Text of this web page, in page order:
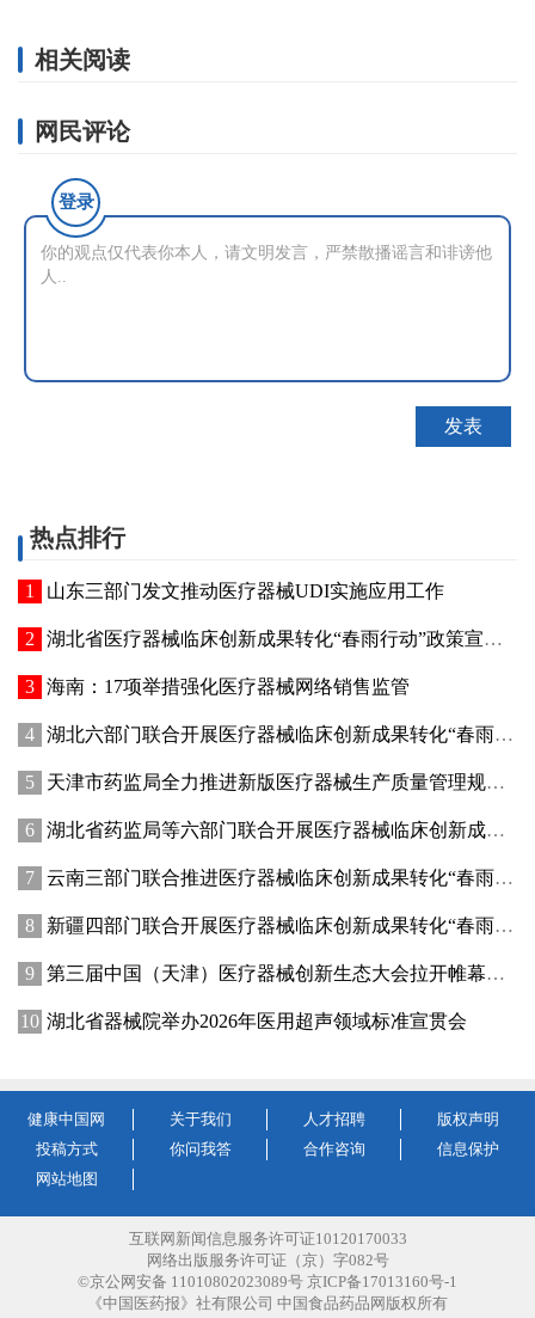
相关阅读
网民评论
登录
热点排行
山东三部门发文推动医疗器械UDI实施应用工作
湖北省医疗器械临床创新成果转化“春雨行动”政策宣讲暨首批临床创新成果供需对接会在武汉举办
海南：17项举措强化医疗器械网络销售监管
湖北六部门联合开展医疗器械临床创新成果转化“春雨行动”
天津市药监局全力推进新版医疗器械生产质量管理规范落地实施
湖北省药监局等六部门联合开展医疗器械临床创新成果转化“春雨行动”
云南三部门联合推进医疗器械临床创新成果转化“春雨行动”
新疆四部门联合开展医疗器械临床创新成果转化“春雨行动”
第三届中国（天津）医疗器械创新生态大会拉开帷幕多款重磅新品现场首发
湖北省器械院举办2026年医用超声领域标准宣贯会
健康中国网 关于我们 人才招聘
版权声明
投稿方式
你问我答 合作咨询
信息保护
网站地图
互联网新闻信息服务许可证10120170033
网络出版服务许可证（京）字082号
©京公网安备 11010802023089号 京ICP备17013160号-1
《中国医药报》社有限公司 中国食品药品网版权所有